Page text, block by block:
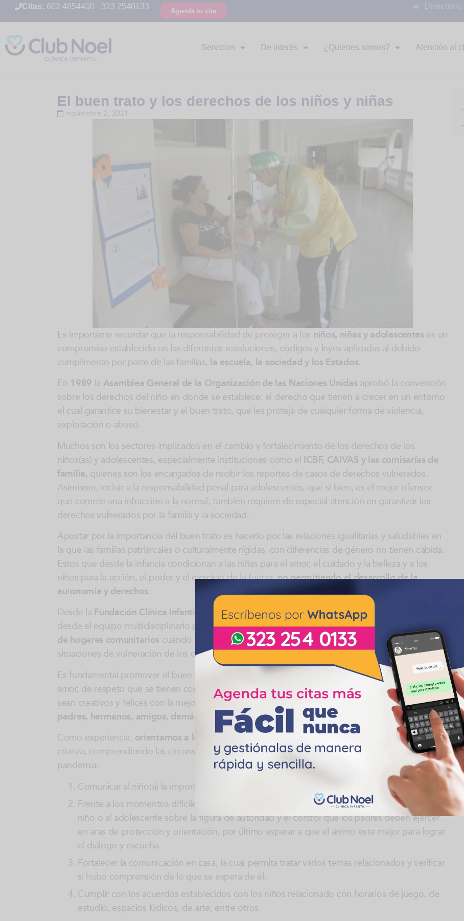
Citas: 602 4854400 - 323 2540133
Agenda tu cita
Servicios De interés ¿Quienes somos? Atención al
El buen trato y los derechos de los niños y niñas
noviembre 2, 2021
Es importante recordar que la responsabilidad de proteger a los niños, niñas y adolescentes es un
compromiso establecido en las diferentes resoluciones, códigos y leyes aplicadas al debido
cumplimento por parte de las familias, la escuela, la sociedad y los Estados.
En 1989 la Asamblea General de la Organización de las Naciones Unidas aprobó la convención
sobre los derechos del niño en donde se establece: el derecho que tienen a crecer en un entorno
el cual garantice su bienestar y el buen trato, que les proteja de cualquier forma de violencia,
explotación o abuso.
Muchos son los sectores implicados en el cambio y fortalecimiento de los derechos de los
niños(as) y adolescentes, especialmente instituciones como el ICBF, CAIVAS y las comisarías de
familia, quienes son los encargados de recibir los reportes de casos de derechos vulnerados.
Asimismo, incluir a la responsabilidad penal para adolescentes, que si bien, es el mejor ofensor
que comete una infracción a la normal, también requiere de especial atención en garantizar los
derechos vulnerados por la familia y la sociedad.
Apostar por la importancia del buen trato es hacerlo por las relaciones igualitarias y saludables en
la que las familias patriarcales o culturalmente rígidas, con diferencias de género no tienen cabida.
Estos que desde la infancia condicionan a las niñas para el amor, el cuidado y la belleza y a los
niños para la acción, el poder y el ejercicio de la fuerza,no permitiendo el desarrollo de la
autonomía y derechos.
Desde la Fundación Clínica Infantil Club Noeltenemos algunas recomendaciones que se hacen
desde el equipo multidisciplinario para los padres, madres, educadores y/o cuidadores delICBF o
de hogares comunitarios cuando tienen los niños(as) hospitalizados y pueden presentar
situaciones de vulneración de los derechos.
Es fundamental promover el buen trato haciendo énfasis en aquellas prácticas y relaciones de
amor, de respeto que se tienen con los demás y consigo mismo, con los otros niños(as) para que
sean creativos y felices con la mejor posibilidad deestablecer relaciones saludables con los
padres, hermanos, amigos, demás familiares y con su entorno social y educativo.
Como experiencia, orientamos a los padres con los siguientes tipspara ayudar a mejorar la
crianza, comprendiendo las circunstancias y cambios sociales acontecidos en el
año 2020con la
pandemia:
Comunicar al niño(a) la importancia de las normas
Frente a los momentos difíciles, se recomienda escuchar y dar un espacio para exponer al
niño o al adolescente sobre la figura de autoridad y el control que los padres deben ejercer
en aras de protección y orientación, por último esperar a que el ánimo este mejor para lograr
el diálogo y escucha.
Fortalecer la comunicación en casa, la cual permita tratar varios temas relacionados y verificar
si hubo comprensión de lo que se espera de él.
Cumplir con los acuerdos establecidos con los niños relacionado con horarios de juego, de
estudio, espacios lúdicos, de arte, entre otros.